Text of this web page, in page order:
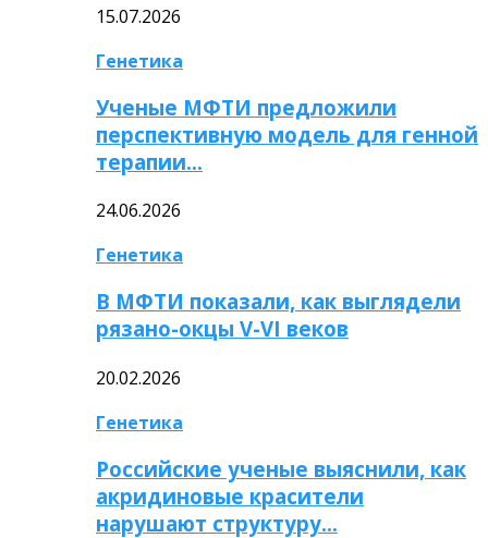
15.07.2026
Генетика
Ученые МФТИ предложили
перспективную модель для генной
терапии…
24.06.2026
Генетика
В МФТИ показали, как выглядели
рязано-окцы V-VI веков
20.02.2026
Генетика
Российские ученые выяснили, как
акридиновые красители
нарушают структуру…